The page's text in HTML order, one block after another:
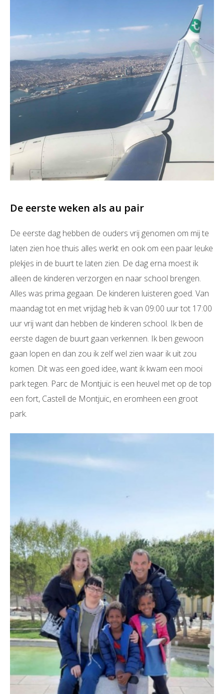
De eerste weken als au pair
De eerste dag hebben de ouders vrij genomen om mij te
laten zien hoe thuis alles werkt en ook om een paar leuke
plekjes in de buurt te laten zien. De dag erna moest ik
alleen de kinderen verzorgen en naar school brengen.
Alles was prima gegaan. De kinderen luisteren goed. Van
maandag tot en met vrijdag heb ik van 09:00 uur tot 17:00
uur vrij want dan hebben de kinderen school. Ik ben de
eerste dagen de buurt gaan verkennen. Ik ben gewoon
gaan lopen en dan zou ik zelf wel zien waar ik uit zou
komen. Dit was een goed idee, want ik kwam een mooi
park tegen. Parc de Montjuïc is een heuvel met op de top
een fort, Castell de Montjuïc, en eromheen een groot
park.